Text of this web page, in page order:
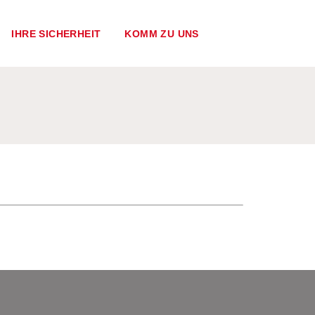
IHRE SICHERHEIT KOMM ZU UNS